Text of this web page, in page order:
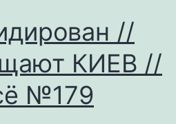
//
КИЕВ //
№179